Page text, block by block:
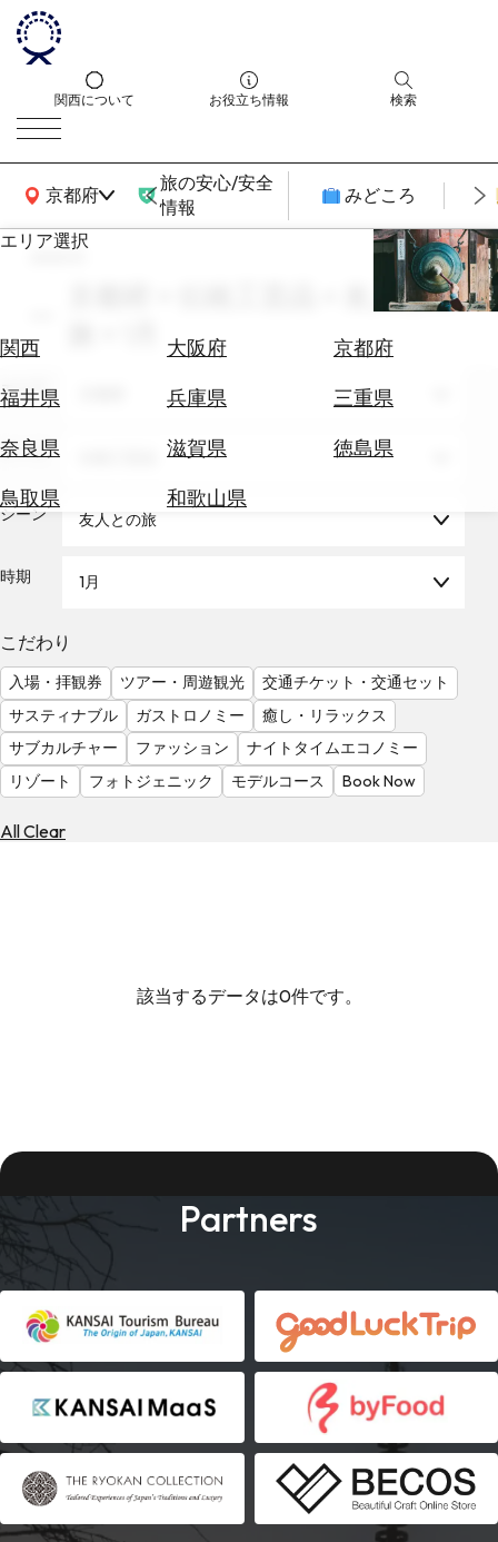
関西について お役立ち情報 検索
京都府
関西広域MAP
旅の安心/安全
情報
みどころ
エリア選択
関西 大阪府
京都府
福井県
兵庫県
三重県
奈良県
滋賀県
徳島県
鳥取県
和歌山県
エ
券
テ
を
る
気
を
見
る
search
京都府 × 伝統工芸品 × 友人との
エリア
テーマ
シーン 友人との旅
時期 1月
こだわり
入場・拝観券 ツアー・周遊観光
交通チケット・交通セット
サスティナブル
ガストロノミー
癒し・リラックス
サブカルチャー
ファッション
ナイトタイムエコノミー
リゾート
フォトジェニック モデルコース Book Now
All Clear
該当するデータは0件です。
Partners